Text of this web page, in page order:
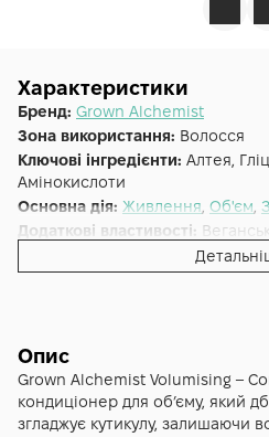
Характеристики
Бренд: Grown Alchemist
Зона використання: Волосся
Ключові інгредієнти: Алтея,
Амінокислоти
Основна дія: Живлення Об'єм
Додаткові властивості:
Кондиціонер
Volumising - Conditioner 0.4:
Brahmi Extract
Тип волосся:
Тонке, Усі типи
Опис
Grown Alchemist Volumising –
кондиціонер для об’єму, який
згладжує кутикулу, залишаючи